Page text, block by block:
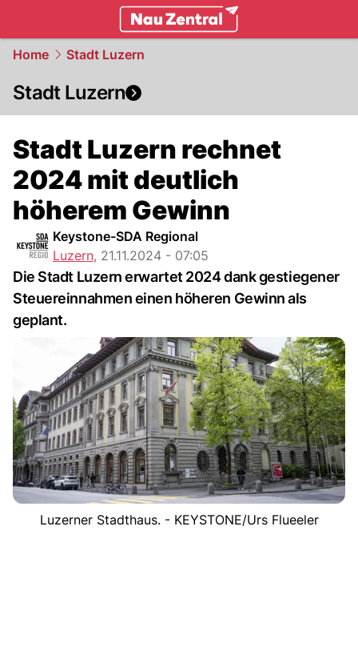
Home Stadt Luzern
Stadt Luzern
Stadt Luzern rechnet
2024 mit deutlich
höherem Gewinn
Keystone-SDA Regional
Luzern, 21.11.2024 - 07:05
Die Stadt Luzern erwartet 2024 dank gestiegener
Steuereinnahmen einen höheren Gewinn als
geplant.
Luzerner Stadthaus. - KEYSTONE/Urs Flueeler